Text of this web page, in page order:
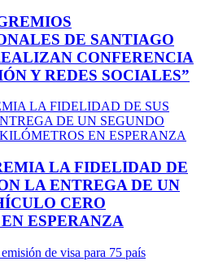
DE SANTIAGO
CONFERENCIA
Y REDES SOCIALES”
LA FIDELIDAD DE
LA ENTREGA DE UN
CERO
ESPERANZA